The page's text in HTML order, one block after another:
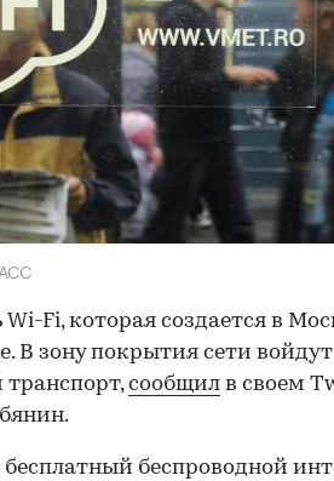
Fi, которая создается в
В зону покрытия сети
сообщил в своем
бесплатный беспроводной